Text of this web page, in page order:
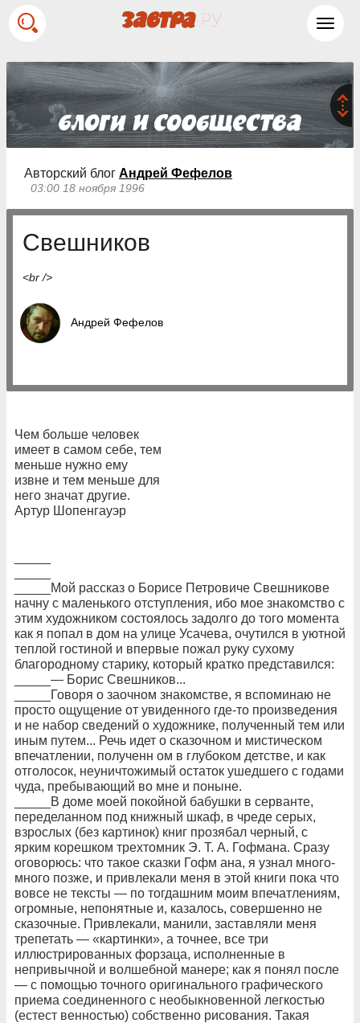
Авторский блог Андрей Фефелов
03:00 18 ноября 1996
Свешников
<br />
Андрей Фефелов
Чем больше человек
имеет в самом себе, тем
меньше нужно ему
извне и тем меньше для
него значат другие.
Артур Шопенгауэр
_____Мой рассказ о Борисе Петровиче Свешникове
начну с маленького отступления, ибо мое знакомство с
этим художником состоялось задолго до того момента
как я попал в дом на улице Усачева, очутился в уютной
теплой гостиной и впервые пожал руку сухому
благородному старику, который кратко представился:
_____— Борис Свешников...
_____Говоря о заочном знакомстве, я вспоминаю не
просто ощущение от увиденного где-то произведения
и не набор сведений о художнике, полученный тем или
иным путем... Речь идет о сказочном и мистическом
впечатлении, полученн ом в глубоком детстве, и как
отголосок, неуничтожимый остаток ушедшего с годами
чуда, пребывающий во мне и поныне.
_____В доме моей покойной бабушки в серванте,
переделанном под книжный шкаф, в чреде серых,
взрослых (без картинок) книг прозябал черный, с
ярким корешком трехтомник Э. Т. А. Гофмана. Сразу
оговорюсь: что такое сказки Гофм ана, я узнал много-
много позже, и привлекали меня в этой книги пока что
вовсе не тексты — по тогдашним моим впечатлениям,
огромные, непонятные и, казалось, совершенно не
сказочные. Привлекали, манили, заставляли меня
трепетать — «картинки», а точнее, все три
иллюстрированных форзаца, исполненные в
непривычной и волшебной манере; как я понял после
— с помощью точного оригинального графического
приема соединенного с необыкновенной легкостью
(естест венностью) собственно рисования. Такая